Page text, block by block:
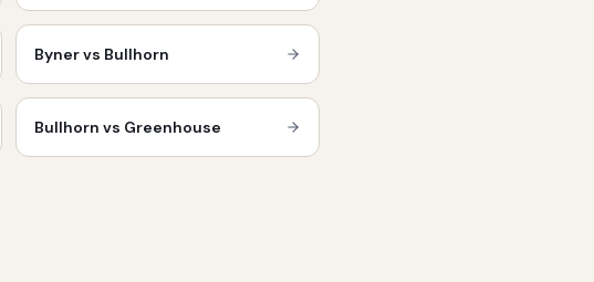
Byner vs Bullhorn
Bullhorn vs Greenhouse